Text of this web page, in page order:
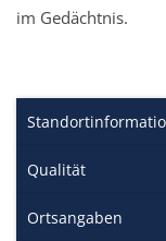
im Gedächtnis.
Qualität
Ortsangaben